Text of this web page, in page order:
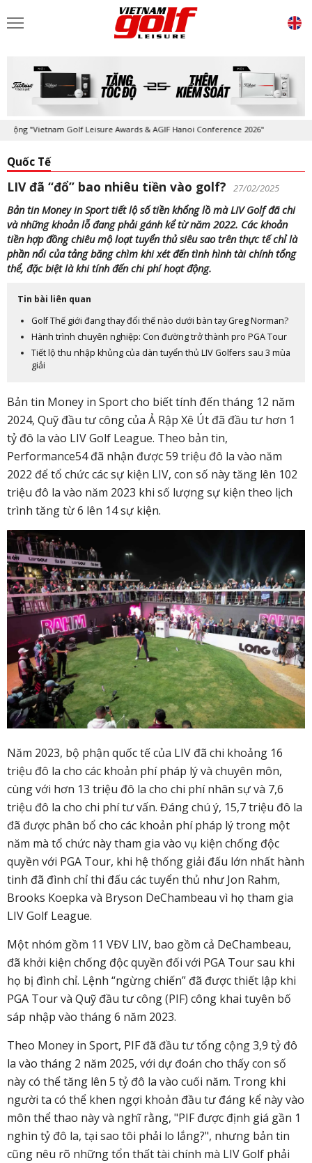
"Vietnam Golf Leisure Awards & AGIF Hanoi Conference 2026"
Quốc Tế
LIV đã “đổ” bao nhiêu tiền vào golf? 27/02/2025
Bản tin Money in Sport tiết lộ số tiền khổng lồ mà LIV Golf đã chi
và những khoản lỗ đang phải gánh kể từ năm 2022. Các khoản
tiền hợp đồng chiêu mộ loạt tuyển thủ siêu sao trên thực tế chỉ là
phần nổi của tảng băng chìm khi xét đến tình hình tài chính tổng
thể, đặc biệt là khi tính đến chi phí hoạt động.
Tin bài liên quan
Golf Thế giới đang thay đổi thế nào dưới bàn tay Greg Norman?
Hành trình chuyên nghiệp: Con đường trở thành pro PGA Tour
Tiết lộ thu nhập khủng của dàn tuyển thủ LIV Golfers sau 3 mùa
giải
Bản tin Money in Sport cho biết tính đến tháng 12 năm
2024, Quỹ đầu tư công của Ả Rập Xê Út đã đầu tư hơn 1
tỷ đô la vào LIV Golf League. Theo bản tin,
Performance54 đã nhận được 59 triệu đô la vào năm
2022 để tổ chức các sự kiện LIV, con số này tăng lên 102
triệu đô la vào năm 2023 khi số lượng sự kiện theo lịch
trình tăng từ 6 lên 14 sự kiện.
Năm 2023, bộ phận quốc tế của LIV đã chi khoảng 16
triệu đô la cho các khoản phí pháp lý và chuyên môn,
cùng với hơn 13 triệu đô la cho chi phí nhân sự và 7,6
triệu đô la cho chi phí tư vấn. Đáng chú ý, 15,7 triệu đô la
đã được phân bổ cho các khoản phí pháp lý trong một
năm mà tổ chức này tham gia vào vụ kiện chống độc
quyền với PGA Tour, khi hệ thống giải đấu lớn nhất hành
tinh đã đình chỉ thi đấu các tuyển thủ như Jon Rahm,
Brooks Koepka và Bryson DeChambeau vì họ tham gia
LIV Golf League.
Một nhóm gồm 11 VĐV LIV, bao gồm cả DeChambeau,
đã khởi kiện chống độc quyền đối với PGA Tour sau khi
họ bị đình chỉ. Lệnh “ngừng chiến” đã được thiết lập khi
PGA Tour và Quỹ đầu tư công (PIF) công khai tuyên bố
sáp nhập vào tháng 6 năm 2023.
Theo Money in Sport, PIF đã đầu tư tổng cộng 3,9 tỷ đô
la vào tháng 2 năm 2025, với dự đoán cho thấy con số
này có thể tăng lên 5 tỷ đô la vào cuối năm. Trong khi
người ta có thể khen ngợi khoản đầu tư đáng kể này vào
môn thể thao này và nghĩ rằng, "PIF được định giá gần 1
nghìn tỷ đô la, tại sao tôi phải lo lắng?", nhưng bản tin
cũng nêu rõ những tổn thất tài chính mà LIV Golf phải